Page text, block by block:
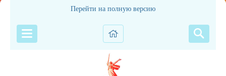
Перейти на полную версию